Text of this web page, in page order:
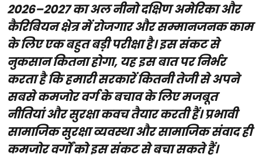
2026–2027 का अल नीनो दक्षिण अमेरिका और
कैरिबियन क्षेत्र में रोजगार और सम्मानजनक काम
के लिए एक बहुत बड़ी परीक्षा है। इस संकट से
नुकसान कितना होगा, यह इस बात पर निर्भर
करता है कि हमारी सरकारें कितनी तेजी से अपने
सबसे कमजोर वर्ग के बचाव के लिए मजबूत
नीतियां और सुरक्षा कवच तैयार करती हैं। प्रभावी
सामाजिक सुरक्षा व्यवस्था और सामाजिक संवाद ही
कमजोर वर्गों को इस संकट से बचा सकते हैं।